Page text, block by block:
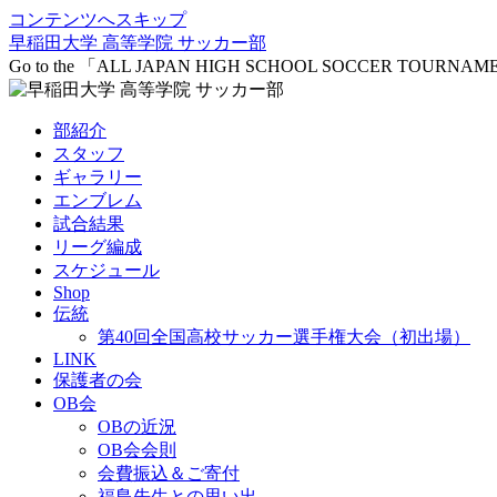
コンテンツへスキップ
早稲田大学 高等学院 サッカー部
Go to the 「ALL JAPAN HIGH SCHOOL SOCCER
部紹介
スタッフ
ギャラリー
エンブレム
試合結果
リーグ編成
スケジュール
Shop
伝統
第40回全国高校サッカー選手権大会（初出場）
LINK
保護者の会
OB会
OBの近況
OB会会則
会費振込＆ご寄付